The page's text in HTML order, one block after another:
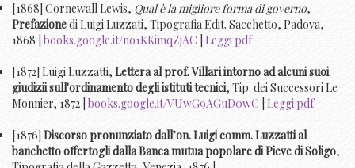
[1868] Cornewall Lewis, Qual è la migliore forma di governo,
Prefazionedi Luigi Luzzati, Tipografia Edit. Sacchetto, Padova,
1868 |books.google.it/no1KKimqZjAC Leggi pdf
[1872] Luigi Luzzatti, Lettera al prof. Villari intorno ad alcuni suoi
giudizii sull'ordinamento degli istituti tecnici, Tip. dei Successori Le
Monnier, 1872 | books.google.it/VUwG9AGuD0wC Leggi pdf
[1876]Discorso pronunziato dall’on. Luigi comm. Luzzatti al
banchetto offertogli dalla Banca mutua popolare di Pieve di Soligo,